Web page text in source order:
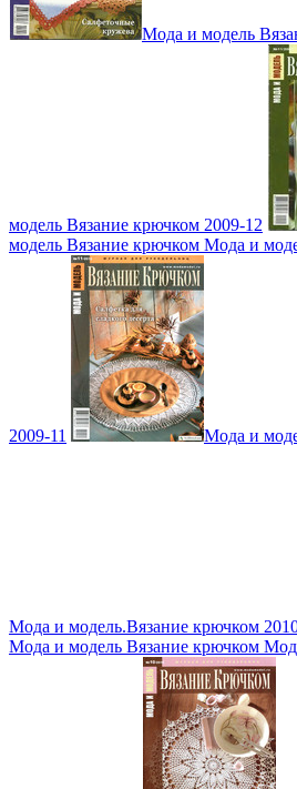
Мода и модель
модель Вязание крючком 2009-12
модель Вязание крючком Мода и
2009-11 Мода и
Мода и модель.Вязание крючком
Мода и модель Вязание крючком